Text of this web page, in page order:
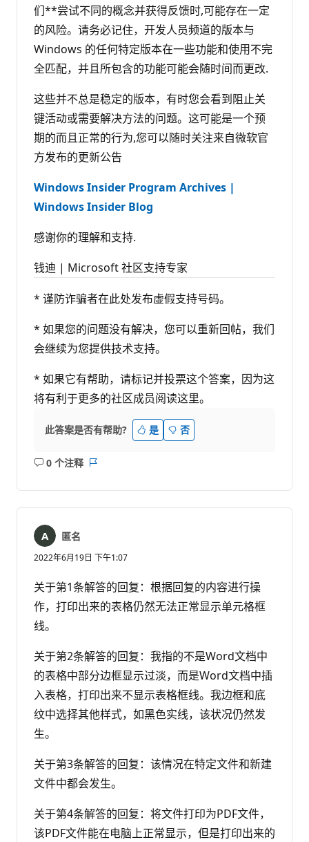
们**尝试不同的概念并获得反馈时,可能存在一定
的风险。请务必记住，开发人员频道的版本与
Windows 的任何特定版本在一些功能和使用不完
全匹配，并且所包含的功能可能会随时间而更改.
这些并不总是稳定的版本，有时您会看到阻止关
键活动或需要解决方法的问题。这可能是一个预
期的而且正常的行为,您可以随时关注来自微软官
方发布的更新公告
Windows Insider Program Archives |
Windows Insider Blog
感谢你的理解和支持.
钱迪 | Microsoft 社区支持专家
* 谨防诈骗者在此处发布虚假支持号码。
* 如果您的问题没有解决，您可以重新回帖，我们
会继续为您提供技术支持。
* 如果它有帮助，请标记并投票这个答案，因为这
将有利于更多的社区成员阅读这里。
此答案是否有帮助? 是 否
0 个注释
无
匿名
2022年6月19日 下午1:07
关于第1条解答的回复：根据回复的内容进行操
作，打印出来的表格仍然无法正常显示单元格框
线。
关于第2条解答的回复：我指的不是Word文档中
的表格中部分边框显示过淡，而是Word文档中插
入表格，打印出来不显示表格框线。我边框和底
纹中选择其他样式，如黑色实线，该状况仍然发
生。
关于第3条解答的回复：该情况在特定文件和新建
文件中都会发生。
关于第4条解答的回复：将文件打印为PDF文件，
该PDF文件能在电脑上正常显示，但是打印出来的